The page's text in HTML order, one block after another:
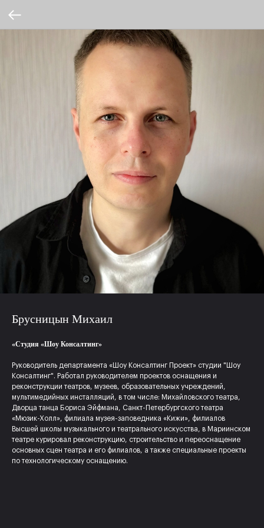
Брусницын Михаил
«Студия «Шоу Консалтинг»
Руководитель департамента «Шоу Консалтинг Проект» студии "Шоу
Консалтинг". Работал руководителем проектов оснащения и
реконструкции театров, музеев, образовательных учреждений,
мультимедийных инсталляций, в том числе: Михайловского театра,
Дворца танца Бориса Эйфмана, Санкт-Петербургского театра
«Мюзик-Холл», филиала музея-заповедника «Кижи», филиалов
Высшей школы музыкального и театрального искусства, в Мариинском
театре курировал реконструкцию, строительство и переоснащение
основных сцен театра и его филиалов, а также специальные проекты
по технологическому оснащению.